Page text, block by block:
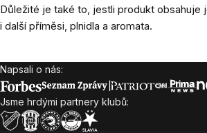
Důležité je také to, jestli produkt obsahuje
i další příměsi, plnidla a aromata.
Zápatí
Napsali o nás:
Jsme hrdými partnery klubů: